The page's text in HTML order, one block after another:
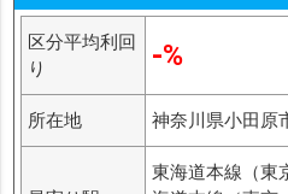
区分平均利回
り
-%
所在地 神奈川県小田原
東海道本線（東